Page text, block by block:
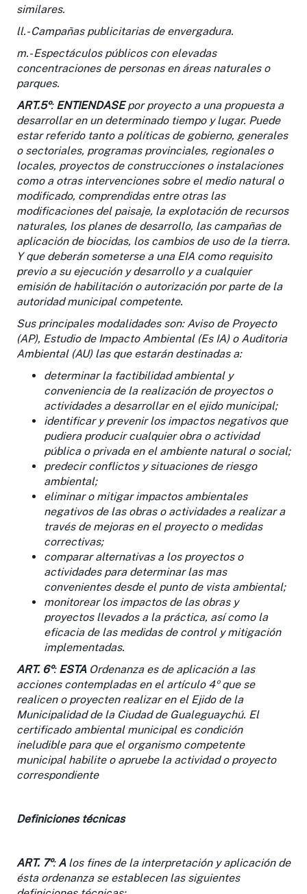
similares.
ll.- Campañas publicitarias de envergadura.
m.- Espectáculos públicos con elevadas
concentraciones de personas en áreas naturales o
parques.
ART.5º: ENTIENDASEpor proyecto a una propuesta a
desarrollar en un determinado tiempo y lugar. Puede
estar referido tanto a políticas de gobierno, generales
o sectoriales, programas provinciales, regionales o
locales, proyectos de construcciones o instalaciones
como a otras intervenciones sobre el medio natural o
modificado, comprendidas entre otras las
modificaciones del paisaje, la explotación de recursos
naturales, los planes de desarrollo, las campañas de
aplicación de biocidas, los cambios de uso de la tierra.
Y que deberán someterse a una EIA como requisito
previo a su ejecución y desarrollo y a cualquier
emisión de habilitación o autorización por parte de la
autoridad municipal competente.
Sus principales modalidades son: Aviso de Proyecto
(AP), Estudio de Impacto Ambiental (Es IA) o Auditoria
Ambiental (AU) las que estarán destinadas a:
determinar la factibilidad ambiental y
conveniencia de la realización de proyectos o
actividades a desarrollar en el ejido municipal;
identificar y prevenir los impactos negativos que
pudiera producir cualquier obra o actividad
pública o privada en el ambiente natural o social;
predecir conflictos y situaciones de riesgo
ambiental;
eliminar o mitigar impactos ambientales
negativos de las obras o actividades a realizar a
través de mejoras en el proyecto o medidas
correctivas;
comparar alternativas a los proyectos o
actividades para determinar las mas
convenientes desde el punto de vista ambiental;
monitorear los impactos de las obras y
proyectos llevados a la práctica, así como la
eficacia de las medidas de control y mitigación
implementadas.
ART. 6º:ESTA Ordenanza es de aplicación a las
acciones contempladas en el artículo 4º que se
realicen o proyecten realizar en el Ejido de la
Municipalidad de la Ciudad de Gualeguaychú. El
certificado ambiental municipal es condición
ineludible para que el organismo competente
municipal habilite o apruebe la actividad o proyecto
correspondiente
Definiciones técnicas
ART. 7º: A los fines de la interpretación y aplicación de
ésta ordenanza se establecen las siguientes